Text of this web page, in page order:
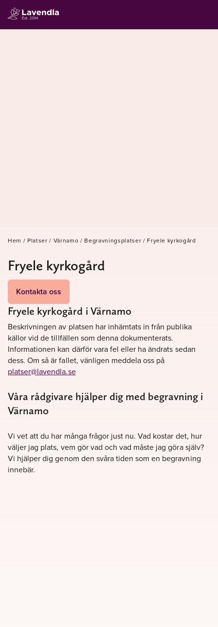
Hem / Platser / Värnamo / Begravningsplatser / Fryele kyrkogård
Fryele kyrkogård
Kontakta oss
Fryele kyrkogård i Värnamo
Beskrivningen av platsen har inhämtats in från publika
källor vid de tillfällen som denna dokumenterats.
Informationen kan därför vara fel eller ha ändrats sedan
dess. Om så är fallet, vänligen meddela oss på
platser@lavendla.se
Våra rådgivare hjälper dig med begravning i
Värnamo
Vi vet att du har många frågor just nu. Vad kostar det, hur
väljer jag plats, vem gör vad och vad måste jag göra själv?
Vi hjälper dig genom den svåra tiden som en begravning
innebär.